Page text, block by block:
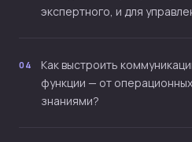
экспертного, и для
04
Как выстроить
функции — от
знаниями?